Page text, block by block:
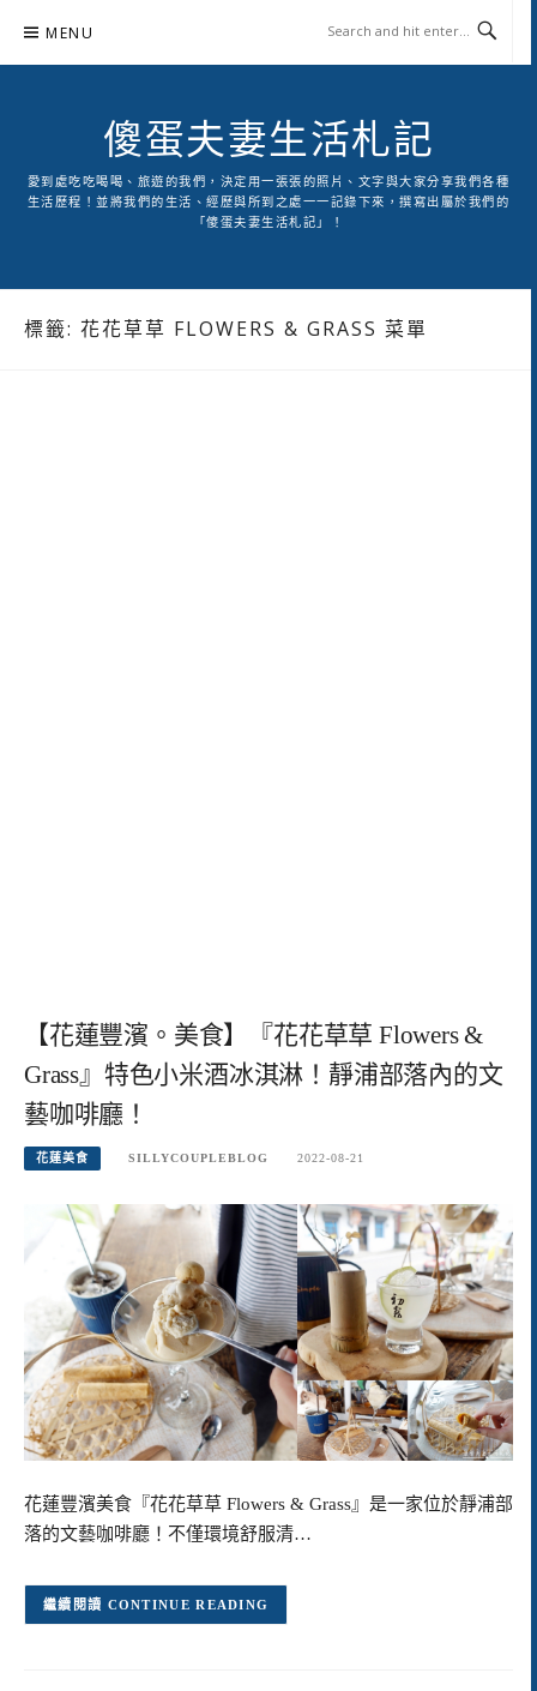
content
MENU
傻蛋夫妻生活札記
愛到處吃吃喝喝、旅遊的我們，決定用一張張的照片、文字與大家分享我們各種
生活歷程！並將我們的生活、經歷與所到之處一一記錄下來，撰寫出屬於我們的
「傻蛋夫妻生活札記」！
標籤: 花花草草 FLOWERS & GRASS 菜單
【花蓮豐濱。美食】『花花草草 Flowers &
Grass』特色小米酒冰淇淋！靜浦部落內的文
藝咖啡廳！
花蓮美食 SILLYCOUPLEBLOG 2022-08-21
花蓮豐濱美食『花花草草 Flowers & Grass』是一家位於靜浦部
落的文藝咖啡廳！不僅環境舒服清…
CONTINUE READING